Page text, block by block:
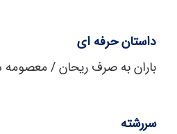
داستان حرفه ای
باران به صرف ریحان /
سررشته